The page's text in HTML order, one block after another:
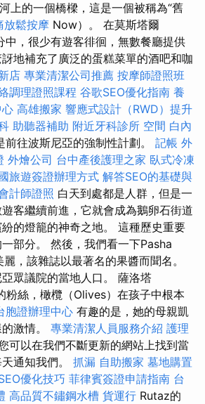
上的一個橋樑，這是一個被稱為“舊
放鬆按摩 Now）。 在莫斯塔爾
中，很少有遊客徘徊，無數餐廳提供
地補充了廣泛的蛋糕菜單的酒吧和咖
店 專業清潔公司推薦 按摩師證照班
調理證照課程 谷歌SEO優化指南 養
高雄搬家 響應式設計（RWD）提升
助聽器補助 附近牙科診所 空間 白內
往波斯尼亞的強制性計劃。 記帳 外
外燴公司 台中產後護理之家 臥式冷凍
旅遊簽證辦理方式 解答SEO的基礎與
計師證照 白天到處都是人群，但是一
客繼續前進，它就會成為鵝卵石街道
的燈籠的神奇之地。 這種歷史重要
部分。 然後，我們看一下Pasha
，該雜誌以最著名的果醬而聞名。
眾議院的當地人口。 薩洛塔
粉絲，橄欖（Olives）在孩子中根本
胞證辦理中心 有趣的是，她的母親凱
激情。 專業清潔人員服務介紹 護理
可以在我們不斷更新的網站上找到當
通知我們。 抓漏 自助搬家 墓地購置
優化技巧 菲律賓簽證申請指南 台
高品質不鏽鋼水槽 貨運行 Rutaz的